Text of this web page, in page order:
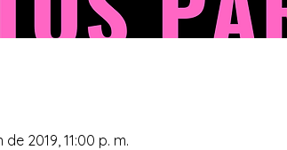
2019, 11:00 p. m.